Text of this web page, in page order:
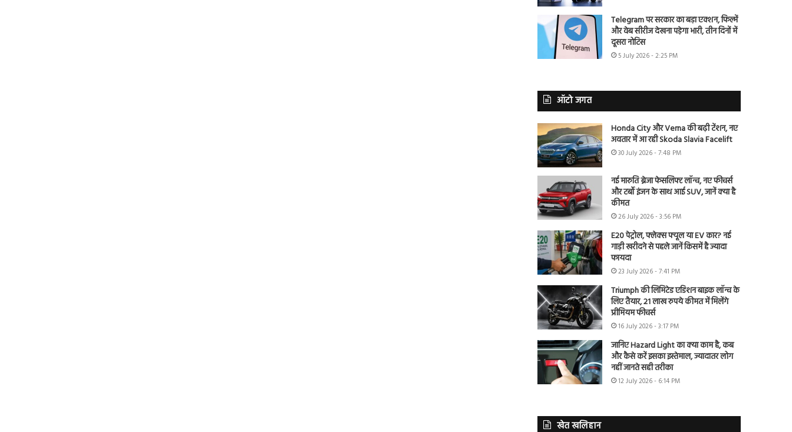
Telegram पर सरकार का बड़ा एक्शन, फिल्में
और वेब सीरीज देखना पड़ेगा भारी, तीन दिनों में
दूसरा नोटिस
5 July 2026 - 2:25 PM
ऑटो जगत
Honda City और Verna की बढ़ी टेंशन, नए
अवतार में आ रही Skoda Slavia Facelift
30 July 2026 - 7:48 PM
नई मारुति ब्रेजा फेसलिफ्ट लॉन्च, नए फीचर्स
और टर्बो इंजन के साथ आई SUV, जानें क्या है
कीमत
26 July 2026 - 3:56 PM
E20 पेट्रोल, फ्लेक्स फ्यूल या EV कार? नई
गाड़ी खरीदने से पहले जानें किसमें है ज्यादा
फायदा
23 July 2026 - 7:41 PM
Triumph की लिमिटेड एडिशन बाइक लॉन्च के
लिए तैयार, 21 लाख रुपये कीमत में मिलेंगे
प्रीमियम फीचर्स
16 July 2026 - 3:17 PM
जानिए Hazard Light का क्या काम है, कब
और कैसे करें इसका इस्तेमाल, ज्यादातर लोग
नहीं जानते सही तरीका
12 July 2026 - 6:14 PM
खेत खलिहान